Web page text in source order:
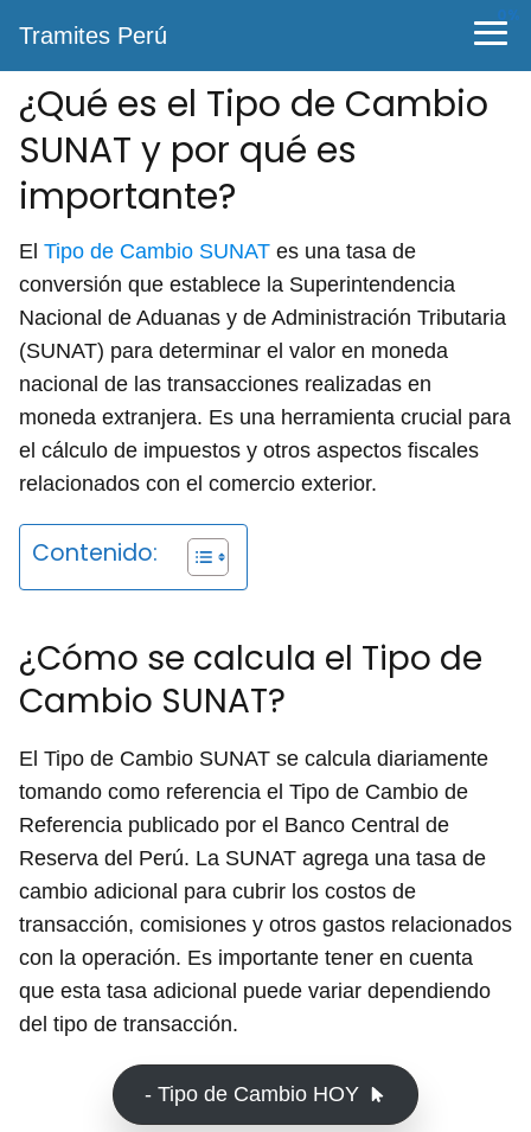
0%
Tramites Perú
¿Qué es el Tipo de Cambio
SUNAT y por qué es
importante?
El Tipo de Cambio SUNAT es una tasa de
conversión que establece la Superintendencia
Nacional de Aduanas y de Administración Tributaria
(SUNAT) para determinar el valor en moneda
nacional de las transacciones realizadas en
moneda extranjera. Es una herramienta crucial para
el cálculo de impuestos y otros aspectos fiscales
relacionados con el comercio exterior.
Contenido:
¿Cómo se calcula el Tipo de
Cambio SUNAT?
El Tipo de Cambio SUNAT se calcula diariamente
tomando como referencia el Tipo de Cambio de
Referencia publicado por el Banco Central de
Reserva del Perú. La SUNAT agrega una tasa de
cambio adicional para cubrir los costos de
transacción, comisiones y otros gastos relacionados
con la operación. Es importante tener en cuenta
que esta tasa adicional puede variar dependiendo
del tipo de transacción.
- Tipo de Cambio HOY